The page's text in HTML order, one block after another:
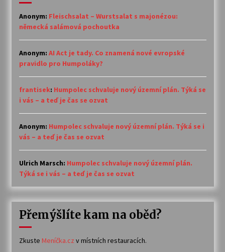
Anonym: Fleischsalat – Wurstsalat s majonézou:
německá salámová pochoutka
Anonym: AI Act je tady. Co znamená nové evropské
pravidlo pro Humpoláky?
frantisek: Humpolec schvaluje nový územní plán. Týká se
i vás – a teď je čas se ozvat
Anonym: Humpolec schvaluje nový územní plán. Týká se i
vás – a teď je čas se ozvat
Ulrich Marsch: Humpolec schvaluje nový územní plán.
Týká se i vás – a teď je čas se ozvat
Přemýšlíte kam na oběd?
Zkuste Meníčka.cz v místních restauracích.